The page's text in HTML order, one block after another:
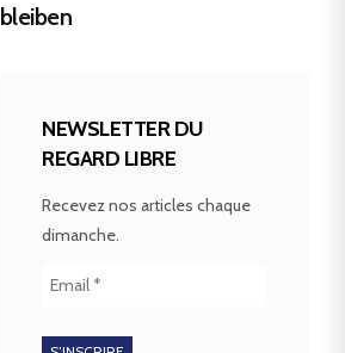
bleiben
NEWSLETTER DU
REGARD LIBRE
Recevez nos articles chaque
dimanche.